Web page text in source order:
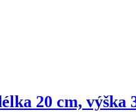
20 cm, výška